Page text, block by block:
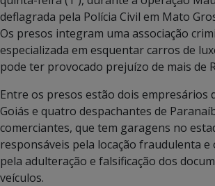
deflagrada pela Polícia Civil em Mato
Os presos integram uma associação
especializada em esquentar carros de
pode ter provocado prejuízo de mais de
Entre os presos estão dois empresários
Goiás e quatro despachantes de
comerciantes, que tem garagens no
responsáveis pela locação fraudulenta e
pela adulteração e falsificação dos
veículos.